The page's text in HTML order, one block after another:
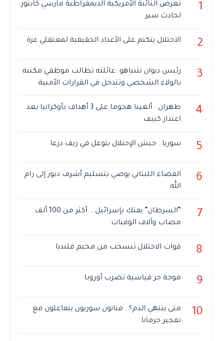
1
تعرض النائبة الأمريكية الديمقراطية مارسي كابتور
لحادث سير
2 الاحتلال يتكتم على الأعداد الحقيقية لمعتقلي غزة
3
رئيس ديوان نتنياهو: عائلته تطالب موظفي مكتبه
بالولاء الشخصي وتتدخل في القرارات الأمنية
4
طهران : ألغينا هجوما على 3 أهداف بأوكرانيا بعد
اعتذار كييف
5 سوريا.. جيش الإحتلال يتوغل في ريف درعا
6
القضاء اللبناني يوصي بتسليم أشرف دبور إلى رام
الله
7
“السرطان” يفتك بإسرائيل .. أكثر من 100 ألف
مصاب وآلاف الوفيات
8 قوات الاحتلال تنسحب من مخيم قلنديا
9 موجة حر قياسية تضرب أوروبا
10
متى ينتهي الدم؟.. فنانون سوريون يتفاعلون مع
تفجير جرمانا